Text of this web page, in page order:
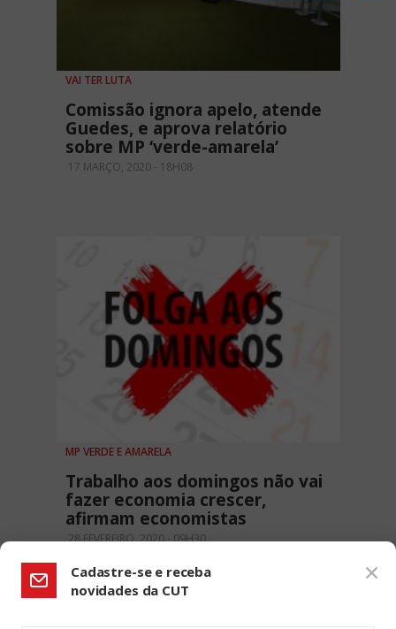
VAI TER LUTA
Comissão ignora apelo, atende
Guedes, e aprova relatório
sobre MP ‘verde-amarela’
17 MARÇO, 2020 - 18H08
MP VERDE E AMARELA
Trabalho aos domingos não vai
fazer economia crescer,
afirmam economistas
28 FEVEREIRO, 2020 - 09H30
Cadastre-se e receba
novidades da CUT